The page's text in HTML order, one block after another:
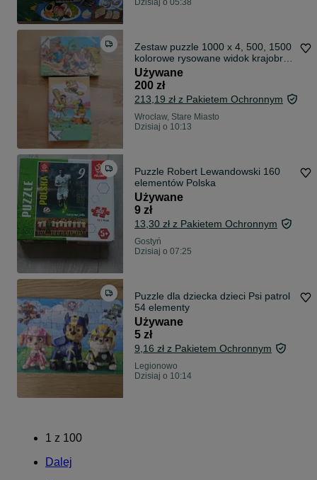
Dzisiaj o 05:38
Zestaw puzzle 1000 x 4, 500, 1500
kolorowe rysowane widok krajobraz
malarstwo
Używane
200 zł
213,19 zł z Pakietem Ochronnym
Wrocław, Stare Miasto
Dzisiaj o 10:13
Puzzle Robert Lewandowski 160
elementów Polska
Używane
9 zł
13,30 zł z Pakietem Ochronnym
Gostyń
Dzisiaj o 07:25
Puzzle dla dziecka dzieci Psi patrol
54 elementy
Używane
5 zł
9,16 zł z Pakietem Ochronnym
Legionowo
Dzisiaj o 10:14
1 z 100
Dalej